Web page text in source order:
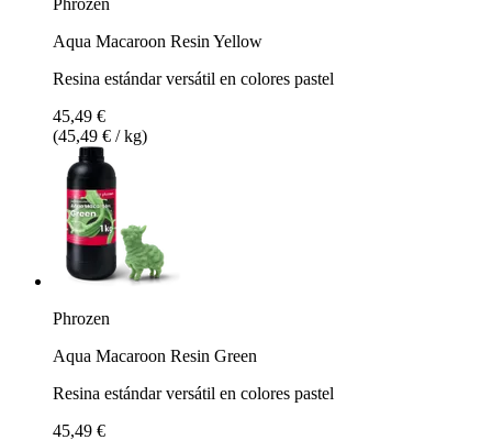
Aqua Macaroon Resin Yellow
Resina estándar versátil en colores pastel
45,49 €
(45,49 € / kg)
Phrozen
Aqua Macaroon Resin Green
Resina estándar versátil en colores pastel
45,49 €